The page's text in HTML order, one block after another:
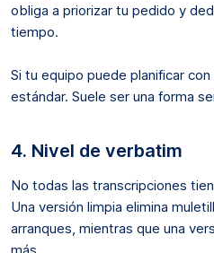
obliga a priorizar tu pedido y
tiempo.
Si tu equipo puede planificar
estándar. Suele ser una forma
4. Nivel de verbatim
No todas las transcripciones
Una versión limpia elimina
arranques, mientras que una